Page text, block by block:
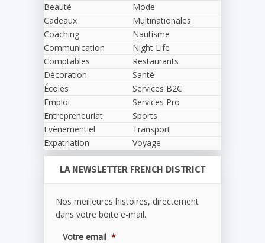
Beauté
Cadeaux
Coaching
Communication
Comptables
Décoration
Écoles
Emploi
Entrepreneuriat
Evènementiel
Expatriation
Mode
Multinationales
Nautisme
Night Life
Restaurants
Santé
Services B2C
Services Pro
Sports
Transport
Voyage
LA NEWSLETTER FRENCH DISTRICT
Nos meilleures histoires, directement
dans votre boite e-mail.
Votre email *